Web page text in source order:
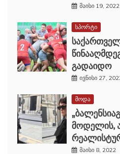
მაისი 19, 2022
სპორტი
გადაიდო
ივნისი 27,
მოდა
მოდელის,
მაისი 8, 2022